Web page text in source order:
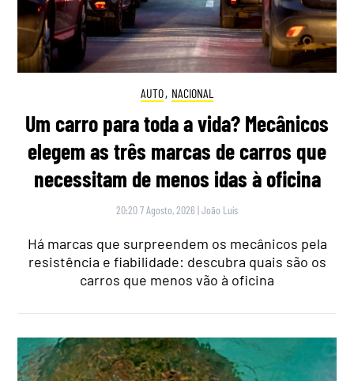
AUTO, NACIONAL
Um carro para toda a vida? Mecânicos
elegem as três marcas de carros que
necessitam de menos idas à oficina
20:20 7 Agosto, 2026 |João Luís
Há marcas que surpreendem os mecânicos pela
resistência e fiabilidade: descubra quais são os
carros que menos vão à oficina